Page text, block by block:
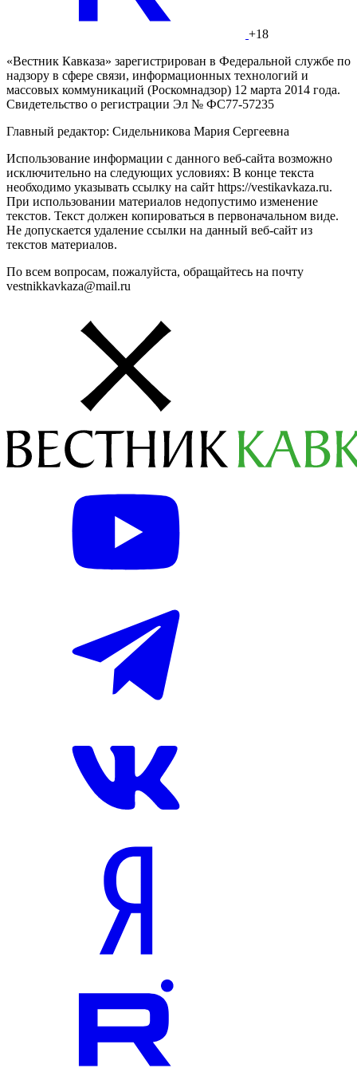
+18
«Вестник Кавказа» зарегистрирован в Федеральной службе по
надзору в сфере связи, информационных технологий и
массовых коммуникаций (Роскомнадзор) 12 марта 2014 года.
Свидетельство о регистрации Эл № ФС77-57235
Главный редактор: Сидельникова Мария Сергеевна
Использование информации с данного веб-сайта возможно
исключительно на следующих условиях: В конце текста
необходимо указывать ссылку на сайт https://vestikavkaza.ru.
При использовании материалов недопустимо изменение
текстов. Текст должен копироваться в первоначальном виде.
Не допускается удаление ссылки на данный веб-сайт из
текстов материалов.
По всем вопросам, пожалуйста, обращайтесь на почту
vestnikkavkaza@mail.ru